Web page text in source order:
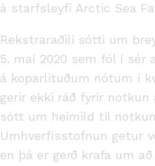
á starfsleyfi Arctic Sea
Rekstraraðili sótti um
5. maí 2020 sem fól í sér
á koparlituðum nótum í
gerir ekki ráð fyrir
sótt um heimild til
Umhverfisstofnun getur
en þá er gerð krafa um